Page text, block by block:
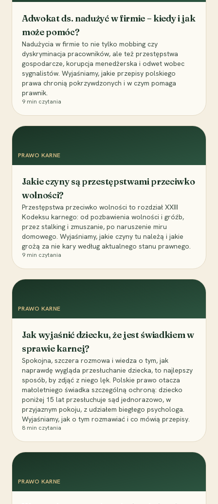
Adwokat ds. nadużyć w firmie – kiedy i jak
może pomóc?
Nadużycia w firmie to nie tylko mobbing czy
dyskryminacja pracowników, ale też przestępstwa
gospodarcze, korupcja menedżerska i odwet wobec
sygnalistów. Wyjaśniamy, jakie przepisy polskiego
prawa chronią pokrzywdzonych i w czym pomaga
prawnik.
9 min czytania
PRAWO KARNE
Jakie czyny są przestępstwami przeciwko
wolności?
Przestępstwa przeciwko wolności to rozdział XXIII
Kodeksu karnego: od pozbawienia wolności i gróźb,
przez stalking i zmuszanie, po naruszenie miru
domowego. Wyjaśniamy, jakie czyny tu należą i jakie
grożą za nie kary według aktualnego stanu prawnego.
9 min czytania
PRAWO KARNE
Jak wyjaśnić dziecku, że jest świadkiem w
sprawie karnej?
Spokojna, szczera rozmowa i wiedza o tym, jak
naprawdę wygląda przesłuchanie dziecka, to najlepszy
sposób, by zdjąć z niego lęk. Polskie prawo otacza
małoletniego świadka szczególną ochroną: dziecko
poniżej 15 lat przesłuchuje sąd jednorazowo, w
przyjaznym pokoju, z udziałem biegłego psychologa.
Wyjaśniamy, jak o tym rozmawiać i co mówią przepisy.
8 min czytania
PRAWO KARNE